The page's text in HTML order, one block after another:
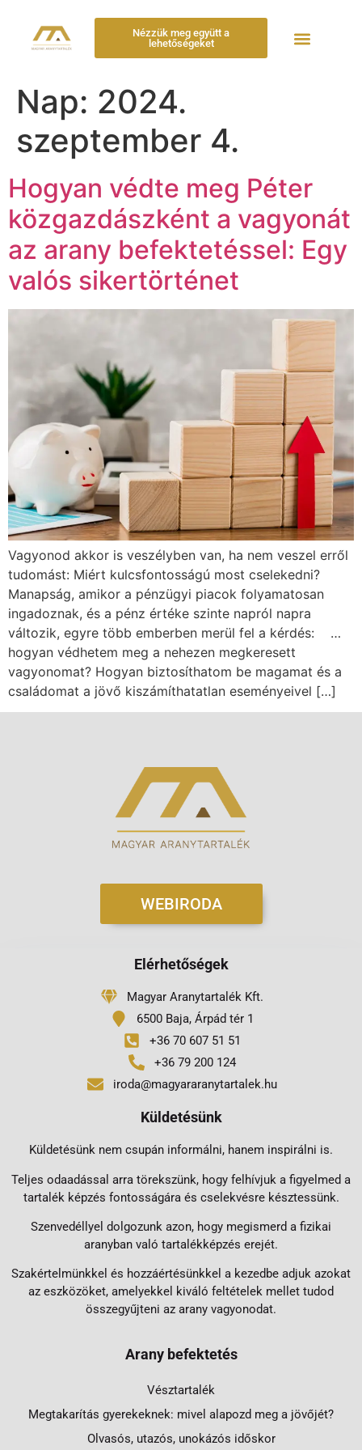
Nézzük meg együtt a
lehetőségeket
Nap: 2024.
szeptember 4.
Hogyan védte meg Péter
közgazdászként a vagyonát
az arany befektetéssel: Egy
valós sikertörténet
Vagyonod akkor is veszélyben van, ha nem veszel erről
tudomást: Miért kulcsfontosságú most cselekedni?
Manapság, amikor a pénzügyi piacok folyamatosan
ingadoznak, és a pénz értéke szinte napról napra
változik, egyre több emberben merül fel a kérdés: …
hogyan védhetem meg a nehezen megkeresett
vagyonomat? Hogyan biztosíthatom be magamat és a
családomat a jövő kiszámíthatatlan eseményeivel […]
WEBIRODA
Elérhetőségek
Magyar Aranytartalék Kft.
6500 Baja, Árpád tér 1
+36 70 607 51 51
+36 79 200 124
iroda@magyararanytartalek.hu
Küldetésünk
Küldetésünk nem csupán informálni, hanem inspirálni is.
Teljes odaadással arra törekszünk, hogy felhívjuk a figyelmed a
tartalék képzés fontosságára és cselekvésre késztessünk.
Szenvedéllyel dolgozunk azon, hogy megismerd a fizikai
aranyban való tartalékképzés erejét.
Szakértelmünkkel és hozzáértésünkkel a kezedbe adjuk azokat
az eszközöket, amelyekkel kiváló feltételek mellet tudod
összegyűjteni az arany vagyonodat.
Arany befektetés
Vésztartalék
Megtakarítás gyerekeknek: mivel alapozd meg a jövőjét?
Olvasós, utazós, unokázós időskor